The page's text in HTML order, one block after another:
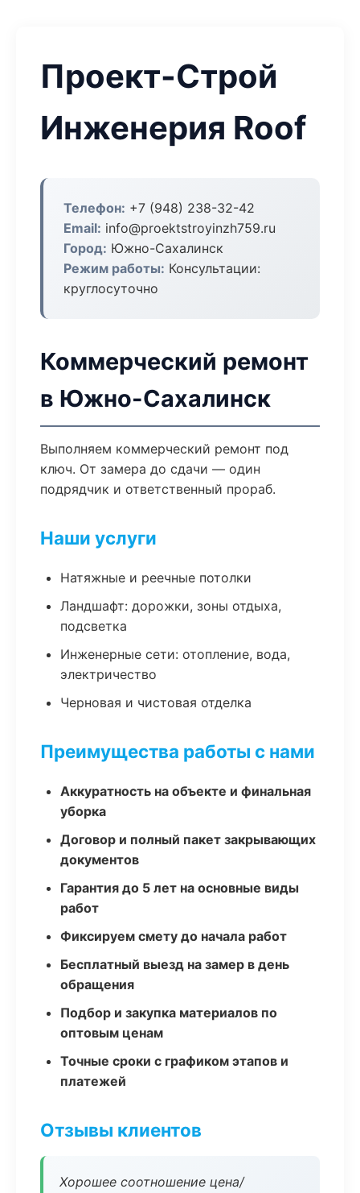
Проект-Строй
Инженерия Roof
Телефон: +7 (948) 238-32-42
Email: info@proektstroyinzh759.ru
Город: Южно-Сахалинск
Режим работы: Консультации:
круглосуточно
Коммерческий ремонт
в Южно-Сахалинск
Выполняем коммерческий ремонт под
ключ. От замера до сдачи — один
подрядчик и ответственный прораб.
Наши услуги
Натяжные и реечные потолки
Ландшафт: дорожки, зоны отдыха,
подсветка
Инженерные сети: отопление, вода,
электричество
Черновая и чистовая отделка
Преимущества работы с нами
Аккуратность на объекте и финальная
уборка
Договор и полный пакет закрывающих
документов
Гарантия до 5 лет на основные виды
работ
Фиксируем смету до начала работ
Бесплатный выезд на замер в день
обращения
Подбор и закупка материалов по
оптовым ценам
Точные сроки с графиком этапов и
платежей
Отзывы клиентов
Хорошее соотношение цена/